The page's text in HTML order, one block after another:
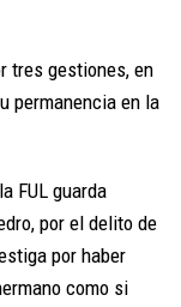
tres gestiones, en
permanencia en la
FUL guarda
por el delito de
por haber
como si